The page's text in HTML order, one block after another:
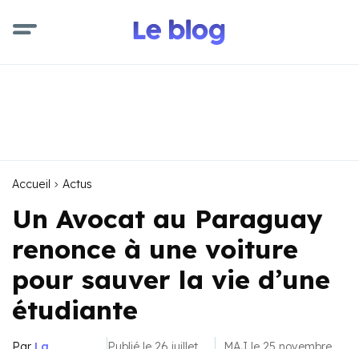
Accueil Actus
Un Avocat au Paraguay
renonce à une voiture
pour sauver la vie d’une
étudiante